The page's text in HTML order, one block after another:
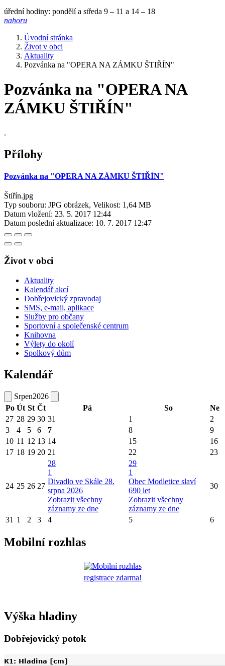
úřední hodiny: pondělí a středa 9 – 11 a 14 – 18
nahoru
Úvodní stránka
Život v obci
Aktuality
Pozvánka na "OPERA NA ZÁMKU ŠTIŘÍN"
Pozvánka na "OPERA NA
ZÁMKU ŠTIŘÍN"
.
Přílohy
Pozvánka na "OPERA NA ZÁMKU ŠTIŘÍN"
Štiřín.jpg
Typ souboru: JPG obrázek, Velikost: 1,64 MB
Datum vložení: 23. 5. 2017 12:44
Datum poslední aktualizace: 10. 7. 2017 12:47
Život v obci
Aktuality
Kalendář akcí
Dobřejovický zpravodaj
SMS, e-mail, aplikace
Služby pro občany
Sportovní a společenské centrum
Knihovna
Výlety do okolí
Spolkový dům
Kalendář
Srpen2026
Po Út St Čt Pá So
Ne
27 28 29 30 31 1
2
3
4 5 6 7 8
9
10 11 12 13 14 15
16
17 18 19 20 21 22 23
24 25 26 27
28
1
Divadlo ve Skále 28.
srpna 2026
Zobrazit všechny
záznamy ze dne
29
1
Obec Modletice slaví
690 let
Zobrazit všechny
záznamy ze dne
30
31 1 2 3 4 5 6
Mobilní rozhlas
registrace zdarma!
Výška hladiny
Dobřejovický potok